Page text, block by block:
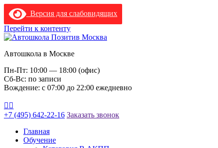
Версия для слабовидящих
Перейти к контенту
Автошкола в Москве
Пн-Пт: 10:00 — 18:00 (офис)
Сб-Вс: по записи
Вождение: с 07:00 до 22:00 ежедневно
+7 (495) 642-22-16 Заказать звонок
Главная
Обучение